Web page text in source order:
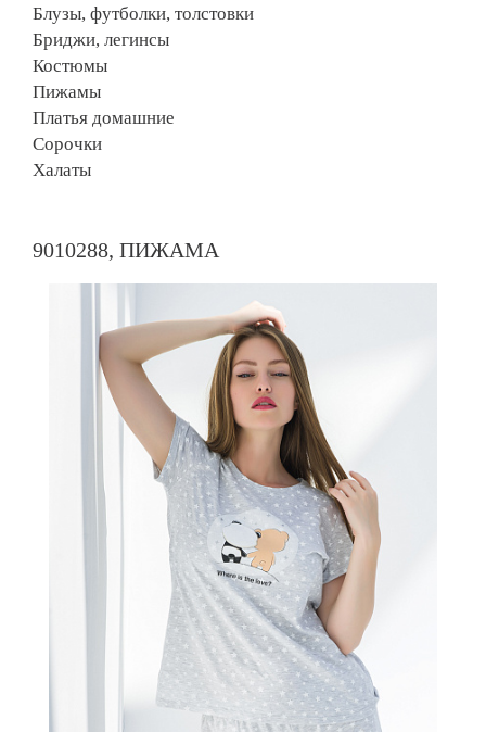
Блузы, футболки, толстовки
Бриджи, легинсы
Костюмы
Пижамы
Платья домашние
Сорочки
Халаты
9010288, ПИЖАМА